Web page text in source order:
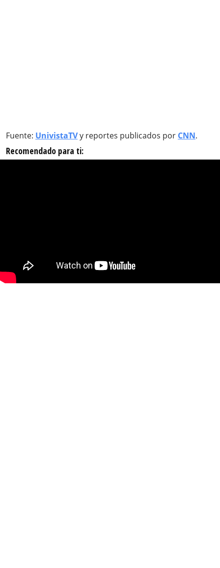
Fuente: UnivistaTVy reportes publicados por CNN.
Recomendado para ti: